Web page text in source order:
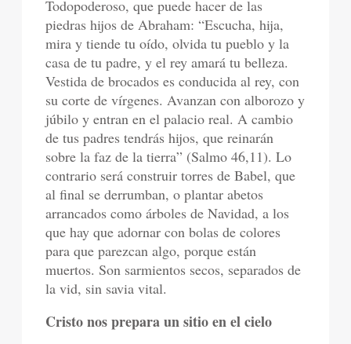
Todopoderoso, que puede hacer de las
piedras hijos de Abraham: “Escucha, hija,
mira y tiende tu oído, olvida tu pueblo y la
casa de tu padre, y el rey amará tu belleza.
Vestida de brocados es conducida al rey, con
su corte de vírgenes. Avanzan con alborozo y
júbilo y entran en el palacio real. A cambio
de tus padres tendrás hijos, que reinarán
sobre la faz de la tierra” (Salmo 46,11). Lo
contrario será construir torres de Babel, que
al final se derrumban, o plantar abetos
arrancados como árboles de Navidad, a los
que hay que adornar con bolas de colores
para que parezcan algo, porque están
muertos. Son sarmientos secos, separados de
la vid, sin savia vital.
Cristo nos prepara un sitio en el cielo